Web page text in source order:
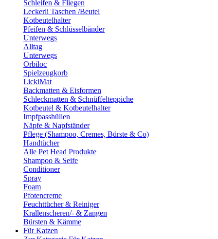
Schleifen & Fliegen
Leckerli Taschen /Beutel
Kotbeutelhalter
Pfeifen & Schlüsselbänder
Unterwegs
Alltag
Unterwegs
Orbiloc
Spielzeugkorb
LickiMat
Backmatten & Eisformen
Schleckmatten & Schnüffelteppiche
Kotbeutel & Kotbeutelhalter
Impfpasshüllen
Näpfe & Napfständer
Pflege (Shampoo, Cremes, Bürste & Co)
Handtücher
Alle Pet Head Produkte
Shampoo & Seife
Conditioner
Spray
Foam
Pfotencreme
Feuchttücher & Reiniger
Krallenscheren/- & Zangen
Bürsten & Kämme
Für Katzen